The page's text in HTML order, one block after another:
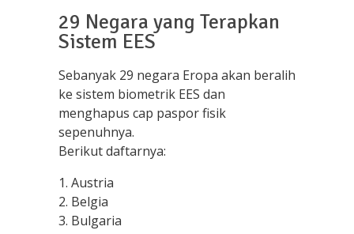
29 Negara yang Terapkan
Sistem EES
Sebanyak 29 negara Eropa akan beralih
ke sistem biometrik EES dan
menghapus cap paspor fisik
sepenuhnya.
Berikut daftarnya:
1. Austria
2. Belgia
3. Bulgaria